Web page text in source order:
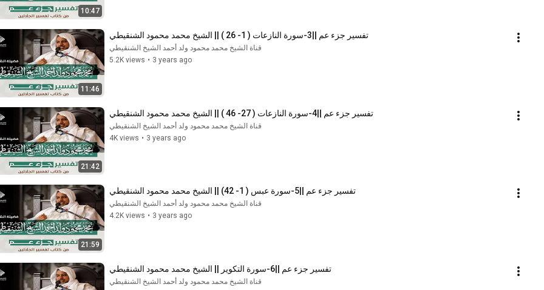
10:47
11:46
تفسير جزء عم ||3-سورة النازعات ( 1- 26 ) || الشيخ محمد محمود الشنقيطي
قناة الشيخ محمد محمود ولد أحمد الشيخ الشنقيطي
5.2K views • 3 years ago
21:42
تفسير جزء عم ||4-سورة النازعات ( 27- 46 ) || الشيخ محمد محمود الشنقيطي
قناة الشيخ محمد محمود ولد أحمد الشيخ الشنقيطي
4K views • 3 years ago
21:59
تفسير جزء عم ||5-سورة عبس ( 1- 42) || الشيخ محمد محمود الشنقيطي
قناة الشيخ محمد محمود ولد أحمد الشيخ الشنقيطي
4.2K views • 3 years ago
تفسير جزء عم ||6-سورة التكوير || الشيخ محمد محمود الشنقيطي
قناة الشيخ محمد محمود ولد أحمد الشيخ الشنقيطي